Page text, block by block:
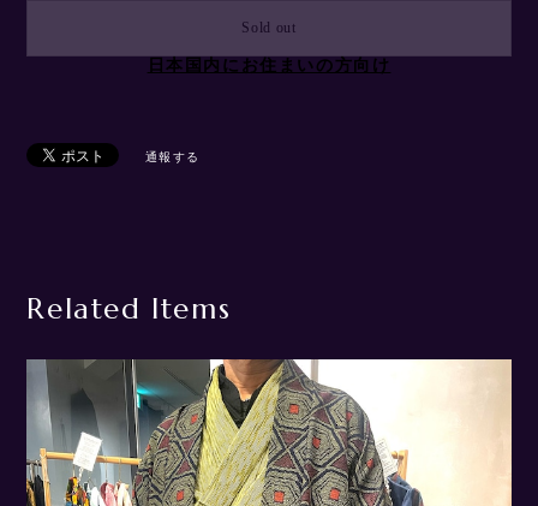
Sold out
日本国内にお住まいの方向け
通報する
Related Items